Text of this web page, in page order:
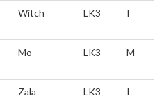
Witch LK3 I
Mo LK3 M
Zala LK3 I